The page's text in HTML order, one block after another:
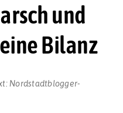
und
Bilanz
Nordstadtblogger-